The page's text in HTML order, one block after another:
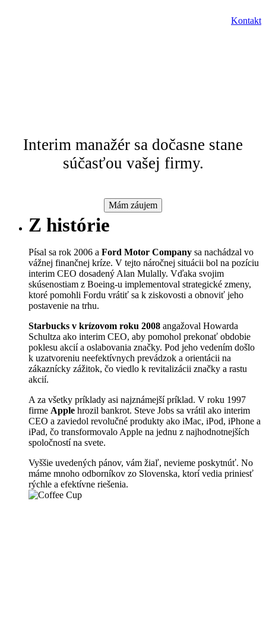
Kontakt
Interim manažér sa dočasne stane
súčasťou vašej firmy.
Mám záujem
Z histórie
Písal sa rok 2006 a Ford Motor Company sa nachádzal vo
vážnej finančnej kríze. V tejto náročnej situácii bol na pozíciu
interim CEO dosadený Alan Mulally. Vďaka svojim
skúsenostiam z Boeing-u implementoval strategické zmeny,
ktoré pomohli Fordu vrátiť sa k ziskovosti a obnoviť jeho
postavenie na trhu.
Starbucks v krízovom roku 2008 angažoval Howarda
Schultza ako interim CEO, aby pomohol prekonať obdobie
poklesu akcií a oslabovania značky. Pod jeho vedením došlo
k uzatvoreniu neefektívnych prevádzok a orientácii na
zákaznícky zážitok, čo viedlo k revitalizácii značky a rastu
akcií.
A za všetky príklady asi najznámejší príklad. V roku 1997
firme Apple hrozil bankrot. Steve Jobs sa vrátil ako interim
CEO a zaviedol revolučné produkty ako iMac, iPod, iPhone a
iPad, čo transformovalo Apple na jednu z najhodnotnejších
spoločností na svete.
Vyššie uvedených pánov, vám žiaľ, nevieme poskytnúť. No
máme mnoho odborníkov zo Slovenska, ktorí vedia priniesť
rýchle a efektívne riešenia.